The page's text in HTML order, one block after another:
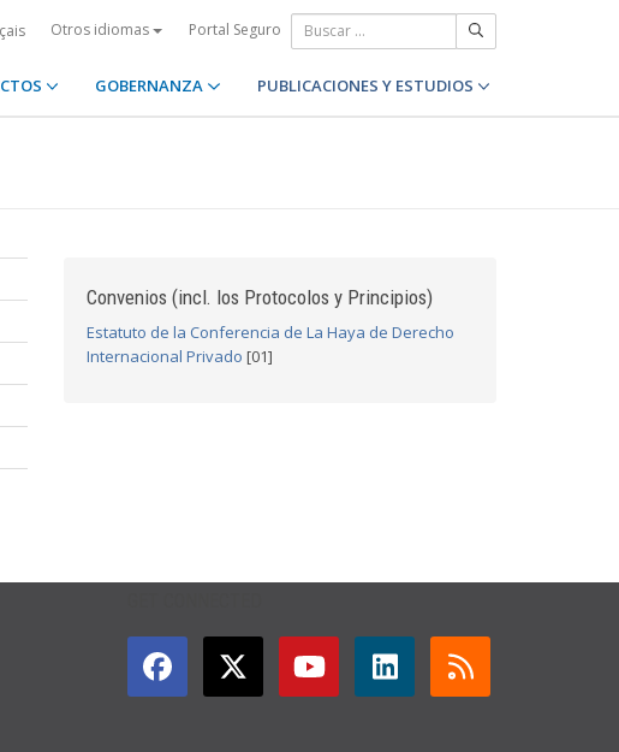
Otros idiomas Portal Seguro
GOBERNANZA PUBLICACIONES Y ESTUDIOS
Convenios (incl. los Protocolos y Principios)
Estatuto de la Conferencia de La Haya de Derecho
Internacional Privado [01]